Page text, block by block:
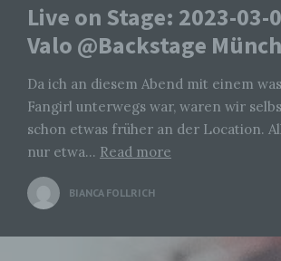
Live on Stage: 2023-03-
Valo @Backstage
Da ich an diesem Abend mit einem
Fangirl unterwegs war, waren wir
schon etwas früher an der Location.
nur etwa… Read more
BIANCA FOLLRICH